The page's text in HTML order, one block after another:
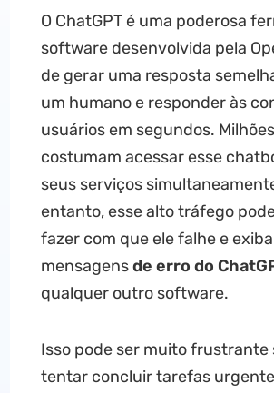
O ChatGPT é uma poderosa
software desenvolvida pela
de gerar uma resposta
um humano e responder às
usuários em segundos.
costumam acessar esse
seus serviços
entanto, esse alto tráfego
fazer com que ele falhe e exiba
mensagensde erro do
qualquer outro software.
Isso pode ser muito frustrante
tentar concluir tarefas